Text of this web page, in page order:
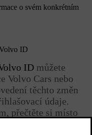
o svém konkrétním
ID
ID můžete
Volvo Cars nebo
těchto změn
údaje.
přečtěte si místo